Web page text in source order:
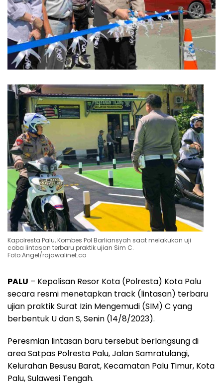
Kapolresta Palu, Kombes Pol Barliansyah saat melakukan uji
coba lintasan terbaru praktik ujian Sim C.
Foto:Angel/rajawalinet.co
PALU – Kepolisan Resor Kota (Polresta) Kota Palu
secara resmi menetapkan track (lintasan) terbaru
ujian praktik Surat Izin Mengemudi (SIM) C yang
berbentuk U dan S, Senin (14/8/2023).
Peresmian lintasan baru tersebut berlangsung di
area Satpas Polresta Palu, Jalan Samratulangi,
Kelurahan Besusu Barat, Kecamatan Palu Timur, Kota
Palu, Sulawesi Tengah.